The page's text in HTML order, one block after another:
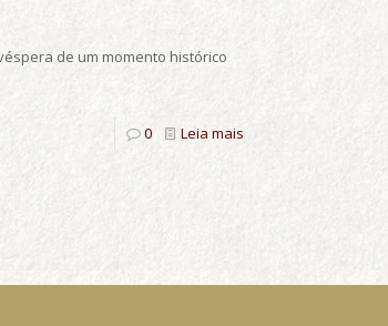
de um momento histórico
0 Leia mais